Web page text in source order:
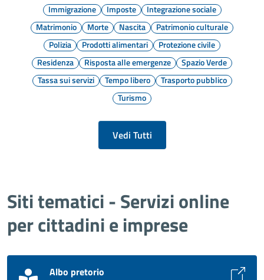
Immigrazione Imposte
Integrazione sociale
Matrimonio
Morte Nascita
Patrimonio culturale
Polizia
Prodotti alimentari
Protezione civile
Residenza
Risposta alle emergenze
Spazio Verde
Tassa sui servizi
Tempo libero
Trasporto pubblico
Turismo
Vedi Tutti
Siti tematici - Servizi online
per cittadini e imprese
Albo pretorio